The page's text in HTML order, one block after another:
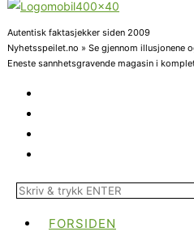
Autentisk faktasjekker siden 2009
Nyhetsspeilet.no » Se gjennom illusjonene
Eneste sannhetsgravende magasin i
FORSIDEN